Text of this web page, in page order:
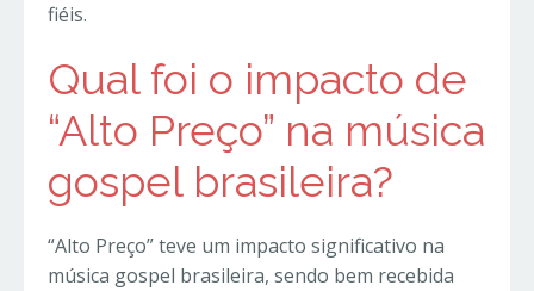
fiéis.
Qual foi o impacto de
“Alto Preço” na música
gospel brasileira?
“Alto Preço” teve um impacto significativo na
música gospel brasileira, sendo bem recebida